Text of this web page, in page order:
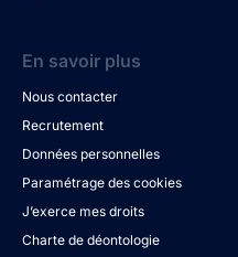
En savoir plus
Nous contacter
Recrutement
Données personnelles
Paramétrage des cookies
J’exerce mes droits
Charte de déontologie